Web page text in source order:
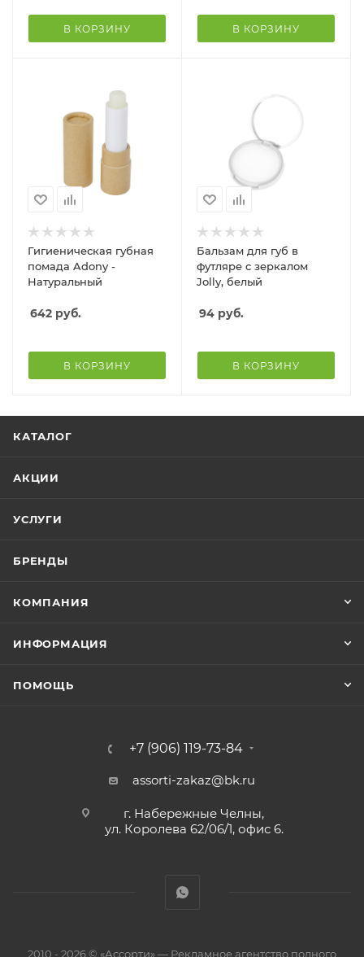
В КОРЗИНУ В КОРЗИНУ
Гигиеническая губная
помада Adony -
Натуральный
642 руб.
В КОРЗИНУ
Бальзам для губ в
футляре с зеркалом
Jolly, белый
94 руб.
В КОРЗИНУ
КАТАЛОГ
АКЦИИ
УСЛУГИ
БРЕНДЫ
КОМПАНИЯ
ИНФОРМАЦИЯ
ПОМОЩЬ
+7 (906) 119-73-84
assorti-zakaz@bk.ru
г. Набережные Челны,
ул. Королева 62/06/1, офис 6.
2010 - 2026 © «Ассорти» — Рекламное агентство полного